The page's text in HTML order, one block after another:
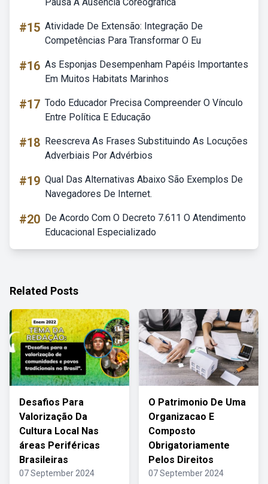
#15 Atividade De Extensão: Integração De
Competências Para Transformar O Eu
#16 As Esponjas Desempenham Papéis Importantes
Em Muitos Habitats Marinhos
#17 Todo Educador Precisa Compreender O Vínculo
Entre Política E Educação
#18 Reescreva As Frases Substituindo As Locuções
Adverbiais Por Advérbios
#19 Qual Das Alternativas Abaixo São Exemplos De
Navegadores De Internet.
#20 De Acordo Com O Decreto 7.611 O Atendimento
Educacional Especializado
Related Posts
Desafios Para
Valorização Da
Cultura Local Nas
áreas Periféricas
Brasileiras
07 September 2024
O Patrimonio De Uma
Organizacao E
Composto
Obrigatoriamente
Pelos Direitos
07 September 2024